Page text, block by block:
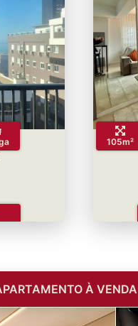
105m²
À